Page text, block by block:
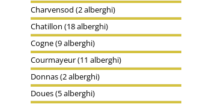
Charvensod (2 alberghi)
Chatillon (18 alberghi)
Cogne (9 alberghi)
Courmayeur (11 alberghi)
Donnas (2 alberghi)
Doues (5 alberghi)